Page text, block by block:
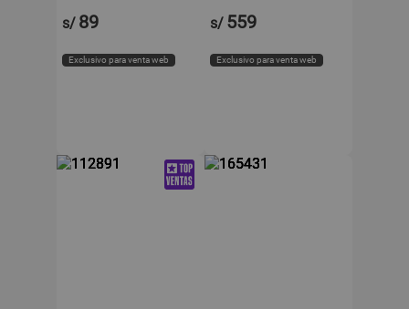
s/ 89
Exclusivo para venta web
s/ 559
Exclusivo para venta web